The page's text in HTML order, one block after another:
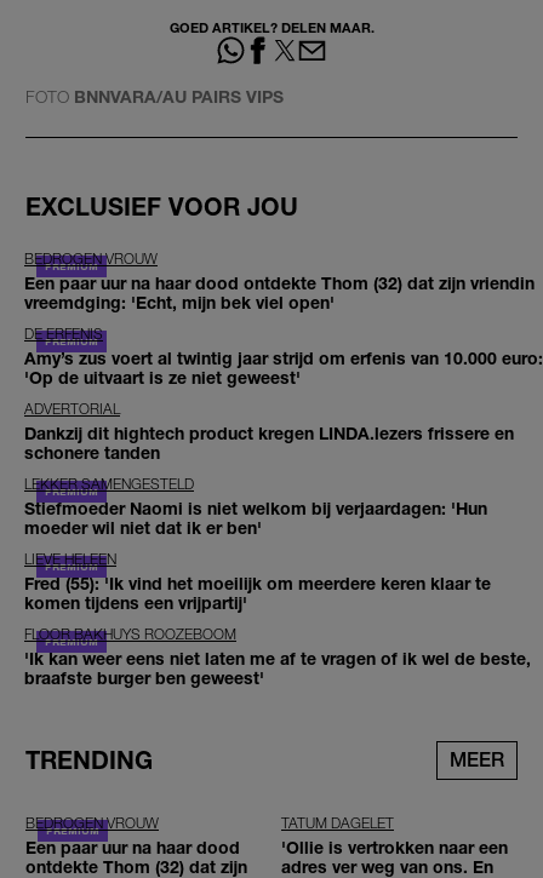
GOED ARTIKEL? DELEN MAAR.
FOTO BNNVARA/AU PAIRS VIPS
EXCLUSIEF VOOR JOU
BEDROGEN VROUW
Een paar uur na haar dood ontdekte Thom (32) dat zijn vriendin
vreemdging: 'Echt, mijn bek viel open'
DE ERFENIS
Amy’s zus voert al twintig jaar strijd om erfenis van 10.000 euro:
'Op de uitvaart is ze niet geweest'
ADVERTORIAL
Dankzij dit hightech product kregen LINDA.lezers frissere en
schonere tanden
LEKKER SAMENGESTELD
Stiefmoeder Naomi is niet welkom bij verjaardagen: 'Hun
moeder wil niet dat ik er ben'
LIEVE HELEEN
Fred (55): 'Ik vind het moeilijk om meerdere keren klaar te
komen tijdens een vrijpartij'
FLOOR BAKHUYS ROOZEBOOM
'Ik kan weer eens niet laten me af te vragen of ik wel de beste,
braafste burger ben geweest'
TRENDING MEER
BEDROGEN VROUW
Een paar uur na haar dood
ontdekte Thom (32) dat zijn
TATUM DAGELET
'Ollie is vertrokken naar een
adres ver weg van ons. En